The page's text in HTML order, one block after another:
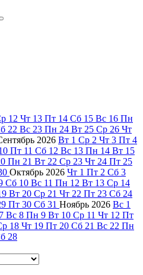
12 Чт 13 Пт 14 Сб 15 Вс 16 Пн
22 Вс 23 Пн 24 Вт 25 Ср 26 Чт
2026 Вт 1 Ср 2 Чт 3 Пт 4
Пт 11 Сб 12 Вс 13 Пн 14 Вт 15
Пн 21 Вт 22 Ср 23 Чт 24 Пт 25
Октябрь 2026 Чт 1 Пт 2 Сб 3
Сб 10 Вс 11 Пн 12 Вт 13 Ср 14
Вт 20 Ср 21 Чт 22 Пт 23 Сб 24
Пт 30 Сб 31 Ноябрь 2026 Вс 1
7 Вс 8 Пн 9 Вт 10 Ср 11 Чт 12 Пт
18 Чт 19 Пт 20 Сб 21 Вс 22 Пн
28